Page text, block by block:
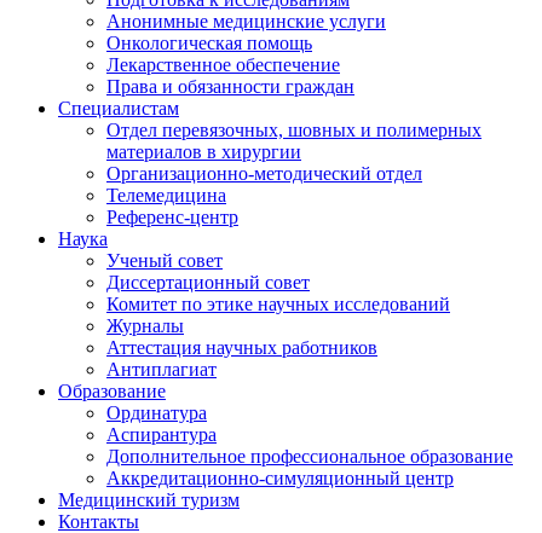
Анонимные медицинские услуги
Онкологическая помощь
Лекарственное обеспечение
Права и обязанности граждан
Специалистам
Отдел перевязочных, шовных и полимерных
материалов в хирургии
Организационно-методический отдел
Телемедицина
Референс-центр
Наука
Ученый совет
Диссертационный совет
Комитет по этике научных исследований
Журналы
Аттестация научных работников
Антиплагиат
Образование
Ординатура
Аспирантура
Дополнительное профессиональное образование
Аккредитационно-симуляционный центр
Медицинский туризм
Контакты